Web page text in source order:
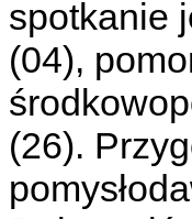
spotkanie
(04),
(26).